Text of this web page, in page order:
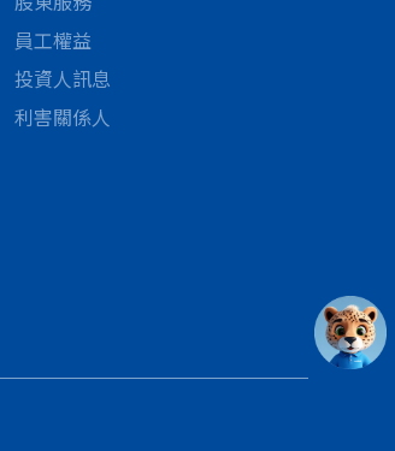
員工權益
投資人訊息
利害關係人